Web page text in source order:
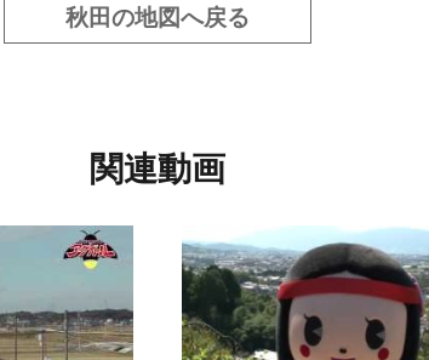
秋田の地図へ戻る
関連動画